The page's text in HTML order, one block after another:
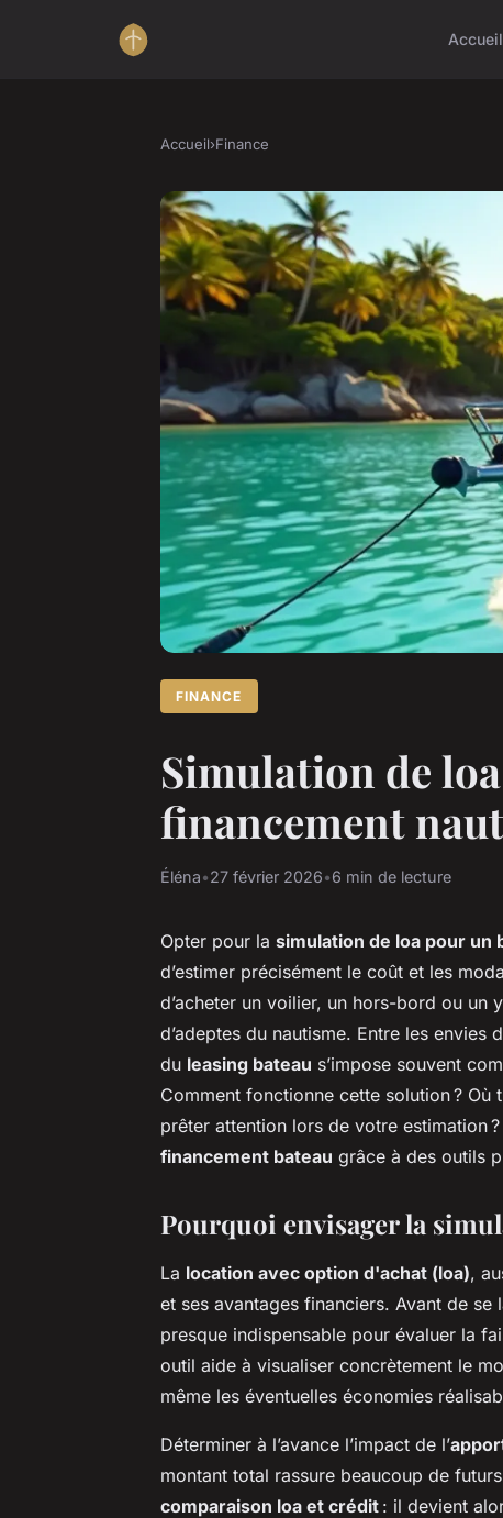
Accueil
Accueil›Finance
FINANCE
Simulation de
financement
Éléna•27 février 2026•6 min de lecture
Opter pour la simulation de loa pour un
d’estimer précisément le coût et les
d’acheter un voilier, un hors-bord ou un
d’adeptes du nautisme. Entre les envies
du leasing bateau s’impose souvent
Comment fonctionne cette solution ? Où
prêter attention lors de votre estimation
financement bateau grâce à des outils
Pourquoi envisager la
La location avec option d'achat (loa),
et ses avantages financiers. Avant de se
presque indispensable pour évaluer la
outil aide à visualiser concrètement le
même les éventuelles économies
Déterminer à l’avance l’impact de l’
montant total rassure beaucoup de
comparaison loa et crédit : il devient